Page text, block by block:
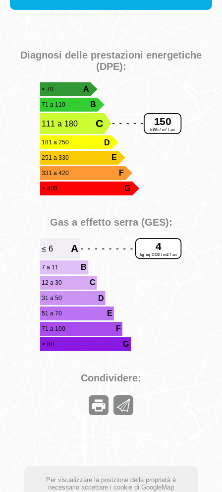
Diagnosi delle prestazioni energetiche
(DPE):
≤ 70 A
71 a 110 B
150
kWh / m² / an
111 a 180 C
181 a 250 D
251 a 330 E
331 a 420 F
> 450 G
Gas a effetto serra (GES):
4
kg eq CO2 / m2 / an
≤ 6 A
7 a 11 B
12 a 30 C
31 a 50 D
51 a 70 E
71 a 100 F
> 80 G
Condividere:
Per visualizzare la posizione della proprietà è
necessario accettare i cookie di GoogleMap